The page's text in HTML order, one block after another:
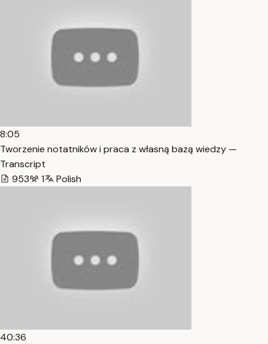
8:05
Tworzenie notatników i praca z własną bazą wiedzy —
Transcript
953
1 Polish
40:36